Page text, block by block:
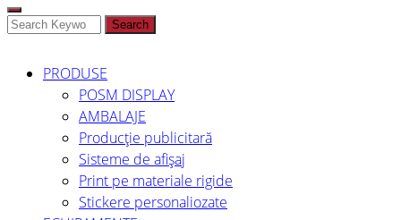
Search
PRODUSE
POSM DISPLAY
AMBALAJE
Producție publicitară
Sisteme de afișaj
Print pe materiale rigide
Stickere personaliozate